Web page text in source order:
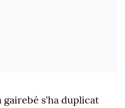
gairebé s'ha duplicat